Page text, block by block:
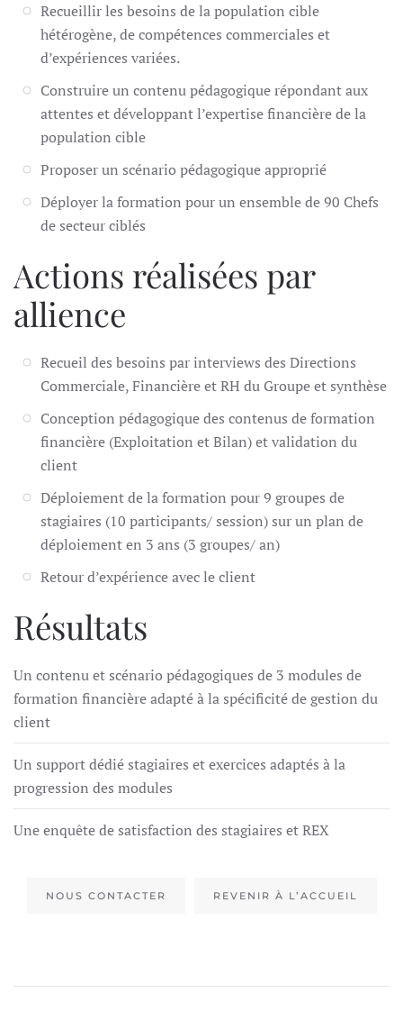
Recueillir les besoins de la population cible
hétérogène, de compétences commerciales et
d’expériences variées.
Construire un contenu pédagogique répondant aux
attentes et développant l’expertise financière de la
population cible
Proposer un scénario pédagogique approprié
Déployer la formation pour un ensemble de 90 Chefs
de secteur ciblés
Actions réalisées par
allience
Recueil des besoins par interviews des Directions
Commerciale, Financière et RH du Groupe et synthèse
Conception pédagogique des contenus de formation
financière (Exploitation et Bilan) et validation du
client
Déploiement de la formation pour 9 groupes de
stagiaires (10 participants/ session) sur un plan de
déploiement en 3 ans (3 groupes/ an)
Retour d’expérience avec le client
Résultats
Un contenu et scénario pédagogiques de 3 modules de
formation financière adapté à la spécificité de gestion du
client
Un support dédié stagiaires et exercices adaptés à la
progression des modules
Une enquête de satisfaction des stagiaires et REX
NOUS CONTACTER REVENIR À L’ACCUEIL